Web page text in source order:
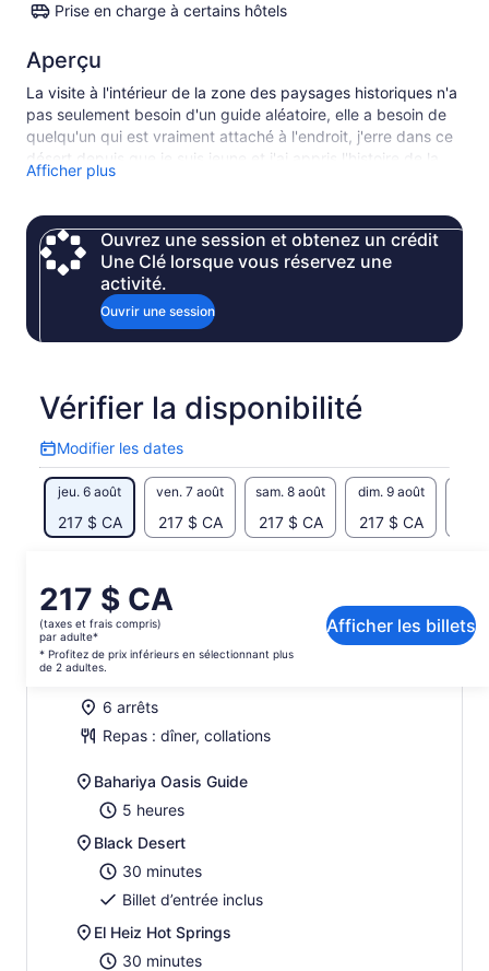
Prise en charge à certains hôtels
Aperçu
La visite à l'intérieur de la zone des paysages historiques n'a
pas seulement besoin d'un guide aléatoire, elle a besoin de
quelqu'un qui est vraiment attaché à l'endroit, j'erre dans ce
désert depuis que je suis jeune et j'ai appris l'histoire de la
région par une longue expérience. si j'ai l'honneur de
donnerons le meilleur de notre mieux pour leur faire ressentir
et apprécier la beauté du lieu et de ses environs, à la fois
culturels et géographiques.
Afficher plus
Ouvrez une session et obtenez un crédit
Une Clé lorsque vous réservez une
activité.
Ouvrir une session
Vérifier la disponibilité
Modifier les dates
Modifier
les
dates
jeu. 6 août
217 $ CA
ven. 7 août
217 $ CA
sam. 8 août
217 $ CA
dim. 9 août
217 $ CA
Le
prix
est
de 217 $ CA.
adulte*
* Profitez
inférieurs
sélectionnant
2 adultes.
217 $ CA
(taxes et frais compris)
par adulte*
* Profitez de prix inférieurs en sélectionnant plus
de 2 adultes.
Afficher les billets
Itinéraire d’activité
Jour 1 :
6 arrêts
Repas : dîner, collations
Bahariya Oasis Guide
5 heures
Black Desert
30 minutes
Billet d’entrée inclus
El Heiz Hot Springs
30 minutes